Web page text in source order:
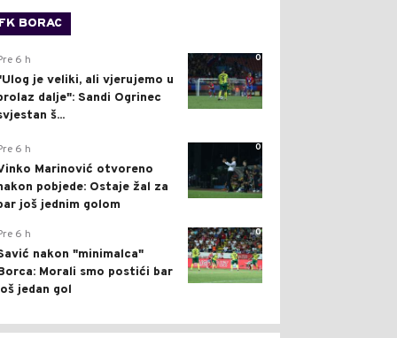
FK BORAC
0
6 h
je veliki, ali vjerujemo u
dalje": Sandi Ogrinec
š...
0
6 h
Marinović otvoreno
pobjede: Ostaje žal za
još jednim golom
0
6 h
nakon "minimalca"
Morali smo postići bar
jedan gol